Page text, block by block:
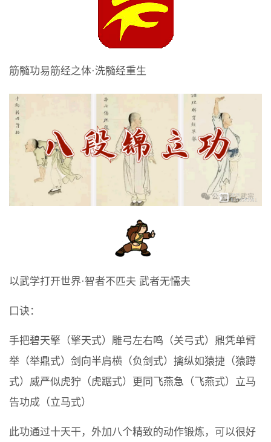
筋髓功易筋经之体·洗髓经重生
以武学打开世界·智者不匹夫 武者无懦夫
口诀：
手把碧天擎（擎天式）雕弓左右鸣（关弓式）鼎凭单臂
举（举鼎式）剑向半肩横（负剑式）擒纵如猿捷（猿蹲
式）威严似虎狞（虎踞式）更同飞燕急（飞燕式）立马
告功成（立马式）
此功通过十天干，外加八个精致的动作锻炼，可以很好